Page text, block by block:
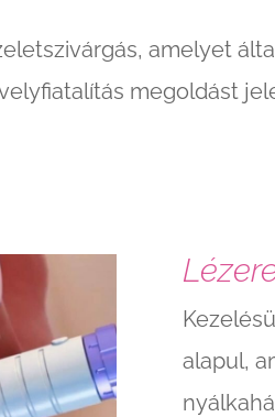
amelyet
megoldást
alapul,